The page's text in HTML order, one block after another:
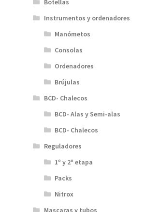
Botellas
Instrumentos y ordenadores
Manómetos
Consolas
Ordenadores
Brújulas
BCD- Chalecos
BCD- Alas y Semi-alas
BCD- Chalecos
Reguladores
1º y 2º etapa
Packs
Nitrox
Mascaras y tubos